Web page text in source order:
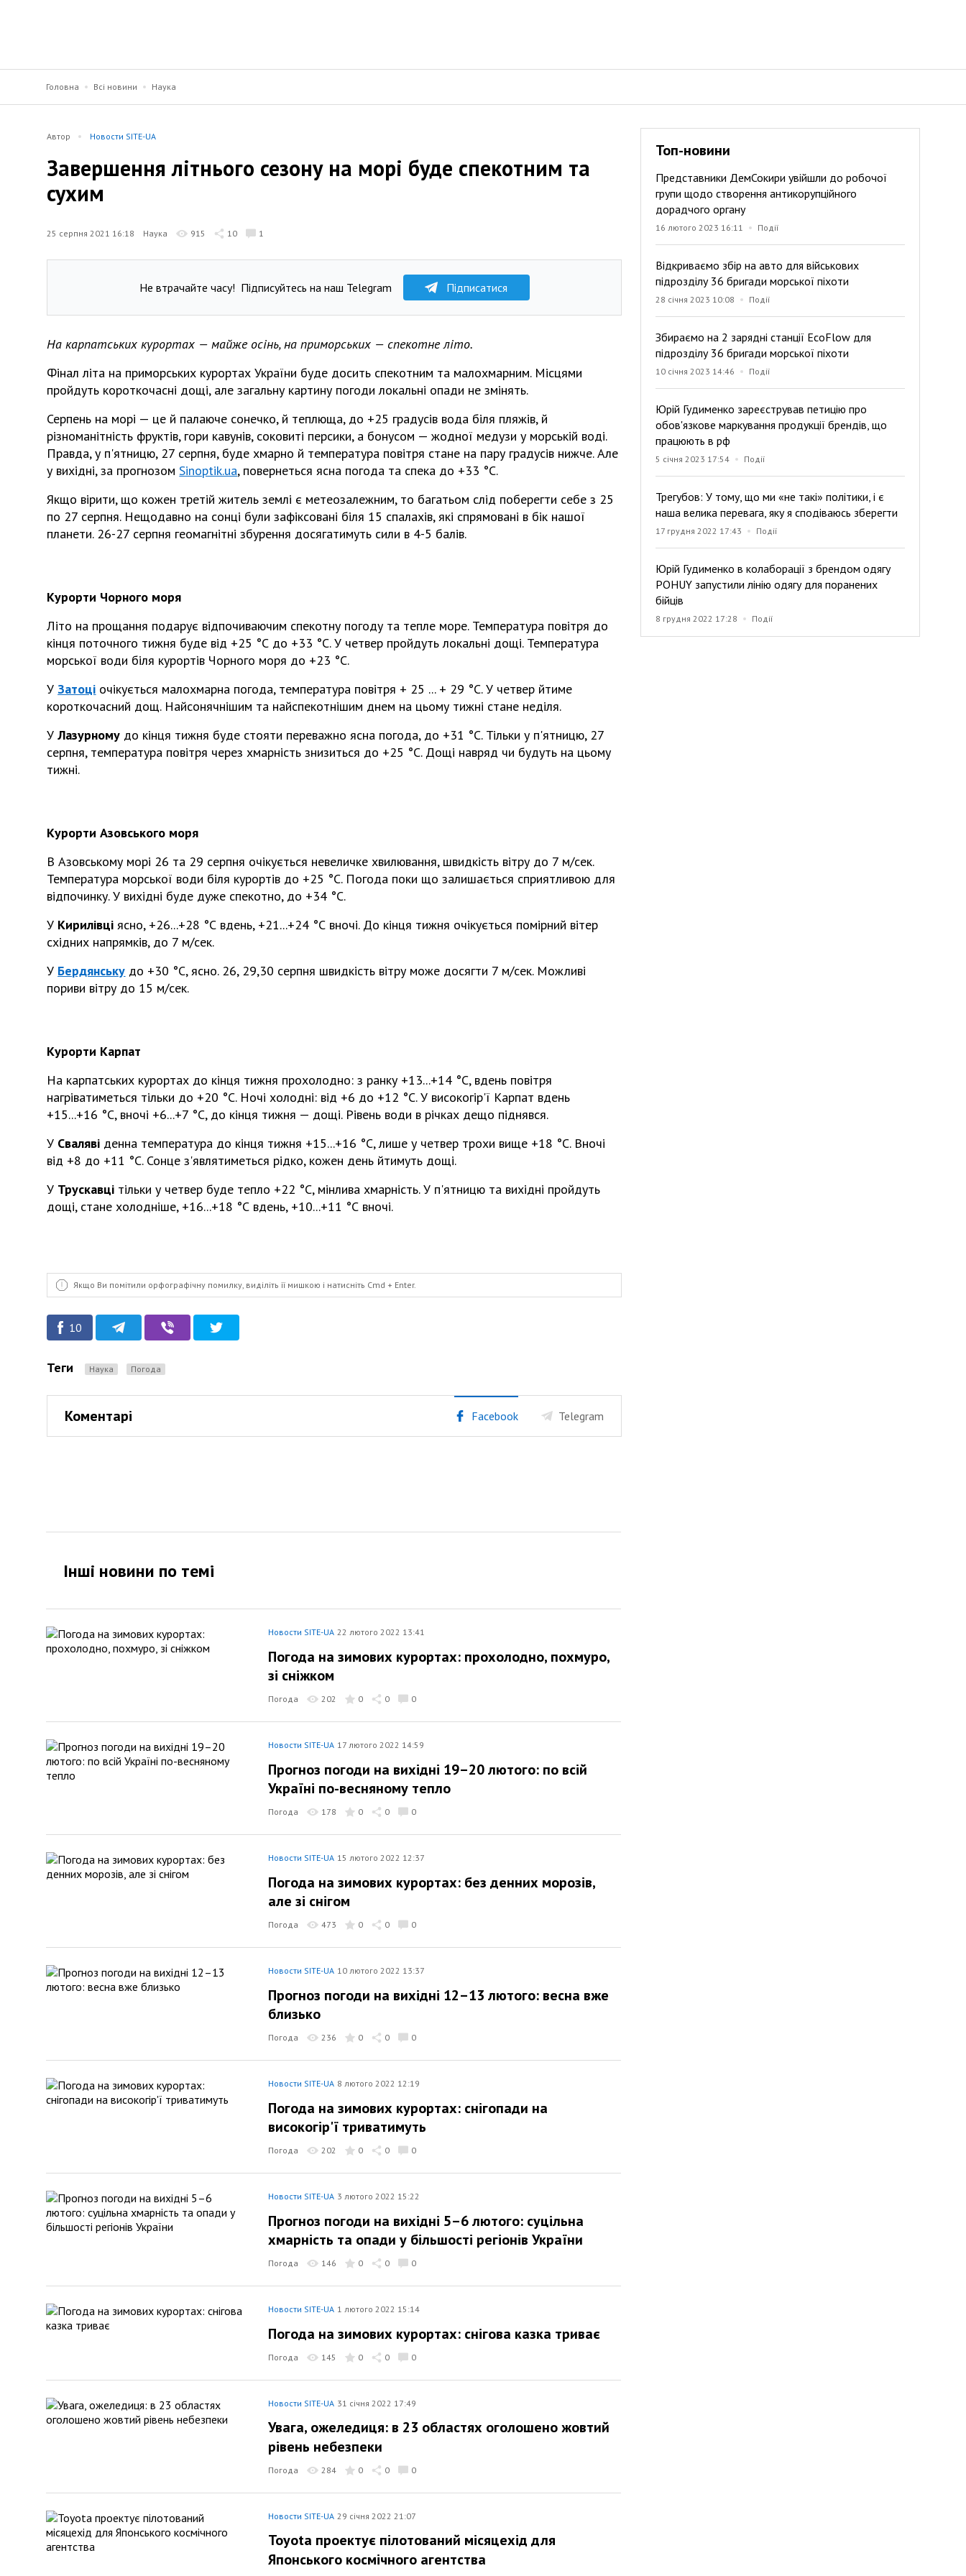
Головна Всі новини Наука
Автор Новости SITE-UA
Завершення літнього сезону на морі буде спекотним та
сухим
25 серпня 2021 16:18 Наука 915 10 1
Не втрачайте часу! Підписуйтесь на наш Telegram Підписатися
На карпатських курортах — майже осінь, на приморських — спекотне літо.
Фінал літа на приморських курортах України буде досить спекотним та малохмарним. Місцями
пройдуть короткочасні дощі, але загальну картину погоди локальні опади не змінять.
Серпень на морі — це й палаюче сонечко, й теплюща, до +25 градусів вода біля пляжів, й
різноманітність фруктів, гори кавунів, соковиті персики, а бонусом — жодної медузи у морській воді.
Правда, у п'ятницю, 27 серпня, буде хмарно й температура повітря стане на пару градусів нижче. Але
у вихідні, за прогнозомSinoptik.ua, повернеться ясна погода та спека до +33 °С.
Якщо вірити, що кожен третій житель землі є метеозалежним, то багатьом слід поберегти себе з 25
по 27 серпня. Нещодавно на сонці були зафіксовані біля 15 спалахів, які спрямовані в бік нашої
планети. 26-27 серпня геомагнітні збурення досягатимуть сили в 4-5 балів.
Курорти Чорного моря
Літо на прощання подарує відпочиваючим спекотну погоду та тепле море. Температура повітря до
кінця поточного тижня буде від +25 °С до +33 °С. У четвер пройдуть локальні дощі. Температура
морської води біля курортів Чорного моря до +23 °С.
УЗатоці очікується малохмарна погода, температура повітря + 25 ... + 29 °С. У четвер йтиме
короткочасний дощ. Найсонячнішим та найспекотнішим днем на цьому тижні стане неділя.
УЛазурному до кінця тижня буде стояти переважно ясна погода, до +31 °С. Тільки у п'ятницю, 27
серпня, температура повітря через хмарність знизиться до +25 °С. Дощі навряд чи будуть на цьому
тижні.
Курорти Азовського моря
В Азовському морі 26 та 29 серпня очікується невеличке хвилювання, швидкість вітру до 7 м/сек.
Температура морської води біля курортів до +25 °С. Погода поки що залишається сприятливою для
відпочинку. У вихідні буде дуже спекотно, до +34 °С.
У Кирилівціясно, +26...+28 °С вдень, +21...+24 °С вночі. До кінця тижня очікується помірний вітер
східних напрямків, до 7 м/сек.
У Бердянську до +30 °С, ясно. 26, 29,30 серпня швидкість вітру може досягти 7 м/сек. Можливі
пориви вітру до 15 м/сек.
Курорти Карпат
На карпатських курортах до кінця тижня прохолодно: з ранку +13...+14 °С, вдень повітря
нагріватиметься тільки до +20 °С. Ночі холодні: від +6 до +12 °С. У високогір'ї Карпат вдень
+15...+16 °С, вночі +6...+7 °С, до кінця тижня — дощі. Рівень води в річках дещо піднявся.
У Сваляві денна температура до кінця тижня +15...+16 °С, лише у четвер трохи вище +18 °С. Вночі
від +8 до +11 °С. Сонце з'являтиметься рідко, кожен день йтимуть дощі.
У Трускавці тільки у четвер буде тепло +22 °С, мінлива хмарність. У п'ятницю та вихідні пройдуть
дощі, стане холодніше, +16...+18 °С вдень, +10...+11 °С вночі.
Якщо Ви помітили орфографічну помилку, виділіть її мишкою і натисніть Cmd + Enter.
10
Теги Наука Погода
Коментарі Facebook Telegram
Топ-новини
Представники ДемСокири увійшли до робочої
групи щодо створення антикорупційного
дорадчого органу
16 лютого 2023 16:11 Події
Відкриваємо збір на авто для військових
підрозділу 36 бригади морської піхоти
28 січня 2023 10:08 Події
Збираємо на 2 зарядні станції EcoFlow для
підрозділу 36 бригади морської піхоти
10 січня 2023 14:46 Події
Юрій Гудименко зареєстрував петицію про
обов'язкове маркування продукції брендів, що
працюють в рф
5 січня 2023 17:54 Події
Трегубов: У тому, що ми «не такі» політики, і є
наша велика перевага, яку я сподіваюсь зберегти
17 грудня 2022 17:43 Події
Юрій Гудименко в колаборації з брендом одягу
POHUY запустили лінію одягу для поранених
бійців
8 грудня 2022 17:28 Події
Інші новини по темi
Новости SITE-UA 22 лютого 2022 13:41
Погода на зимових курортах: прохолодно, похмуро,
зі сніжком
Погода 202 0 0 0
Новости SITE-UA 17 лютого 2022 14:59
Прогноз погоди на вихідні 19–20 лютого: по всій
Україні по-весняному тепло
Погода 178 0 0 0
Новости SITE-UA 15 лютого 2022 12:37
Погода на зимових курортах: без денних морозів,
але зі снігом
Погода 473 0 0 0
Новости SITE-UA 10 лютого 2022 13:37
Прогноз погоди на вихідні 12–13 лютого: весна вже
близько
Погода 236 0 0 0
Новости SITE-UA 8 лютого 2022 12:19
Погода на зимових курортах: снігопади на
високогір'ї триватимуть
Погода 202 0 0 0
Новости SITE-UA 3 лютого 2022 15:22
Прогноз погоди на вихідні 5–6 лютого: суцільна
хмарність та опади у більшості регіонів України
Погода 146 0 0 0
Новости SITE-UA 1 лютого 2022 15:14
Погода на зимових курортах: снігова казка триває
Погода 145 0 0 0
Новости SITE-UA 31 січня 2022 17:49
Увага, ожеледиця: в 23 областях оголошено жовтий
рівень небезпеки
Погода 284 0 0 0
Новости SITE-UA 29 січня 2022 21:07
Toyota проектує пілотований місяцехід для
Японського космічного агентства